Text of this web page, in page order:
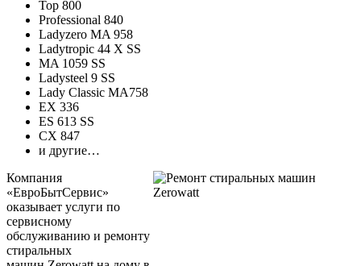
Top 800
Professional 840
Ladyzero MA 958
Ladytropic 44 X SS
MA 1059 SS
Ladysteel 9 SS
Lady Classic MA758
EX 336
ES 613 SS
CX 847
и другие…
Компания
«ЕвроБытСервис»
оказывает услуги по
сервисному
обслуживанию и ремонту
стиральных